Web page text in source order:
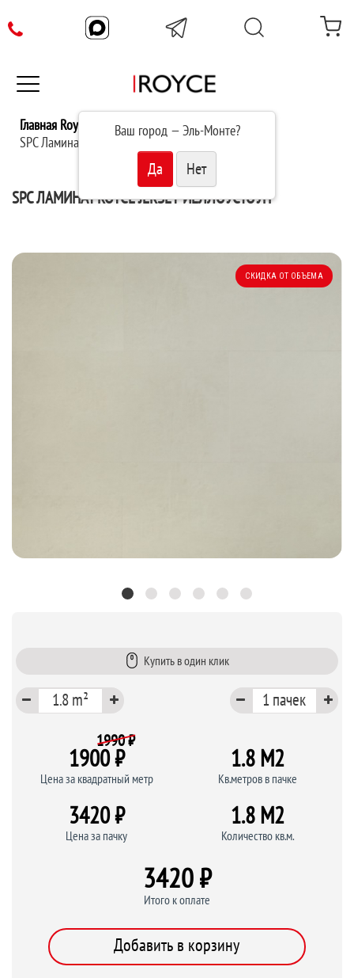
Ваш город —Эль-Монте?
Главная Royce
Каталог
SPC Ламинат Royce Jersey Йеллоустоун J408
SPC ЛАМИНАТ ROYCE JERSEY ЙЕЛЛОУСТОУН
СКИДКА ОТ ОБЪЕМА
Купить в один клик
1990 ₽
1900 ₽
Цена за квадратный метр
1.8 M2
Кв.метров в пачке
3420 ₽
Цена за пачку
1.8 M2
Количество кв.м.
3420 ₽
Итого к оплате
Добавить в корзину